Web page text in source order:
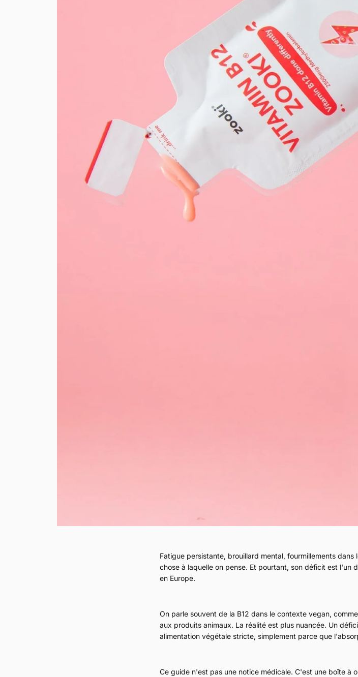
Fatigue persistante, brouillard mental, fourmillements
chose à laquelle on pense. Et pourtant, son déficit est l'un
en Europe.
On parle souvent de la B12 dans le contexte vegan,
aux produits animaux. La réalité est plus nuancée. Un
alimentation végétale stricte, simplement parce que
Ce guide n'est pas une notice médicale. C'est une boîte à